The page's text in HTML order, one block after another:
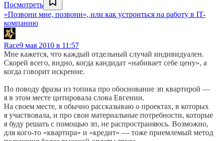
Посмотреть
«Позвони мне, позвони», или как устроиться на работу в IT-
компанию
Race9 мая 2010 в 11:57
Мне кажется, что каждый отдельный случай индивидуален.
Скорей всего, видно, когда кандидат «набивает себе цену», а
когда говорит искренне.
По поводу фразы из топика про обоснование зп квартирой —
я в этом месте цитировала слова Евгении.
На своем месте, я обычно рассказываю о проектах, в которых
я участвовала, и про свои материальные потребности, которые
я буду решать с помощью зп, не распространяюсь. Возможно,
для кого-то «квартира» и «кредит» — тоже приемлемый метод